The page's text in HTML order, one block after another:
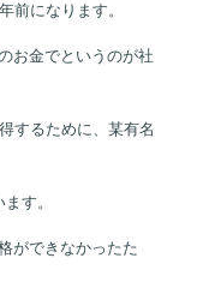
年前になります。
お金でというのが社
するために、某有名
す。
ができなかったた